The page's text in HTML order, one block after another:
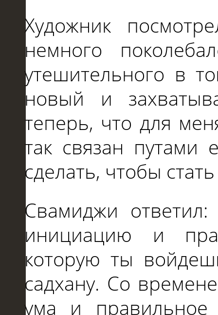
Художник
немного
утешительного в
новый и
теперь, что для
так связан
сделать, чтобы
Свамиджи
инициацию и
которую ты
садхану. Со
ума и